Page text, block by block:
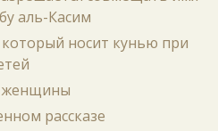
аль-Касим
который носит кунью при
женщины
рассказе